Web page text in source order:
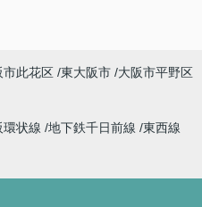
市此花区 東大阪市 大阪市平野区
環状線 地下鉄千日前線 東西線